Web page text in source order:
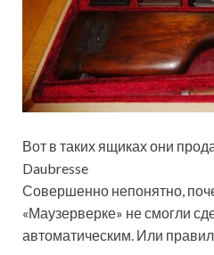
Вот в таких ящиках они
Daubresse
Совершенно непонятно,
«Маузерверке» не смогли
автоматическим. Или